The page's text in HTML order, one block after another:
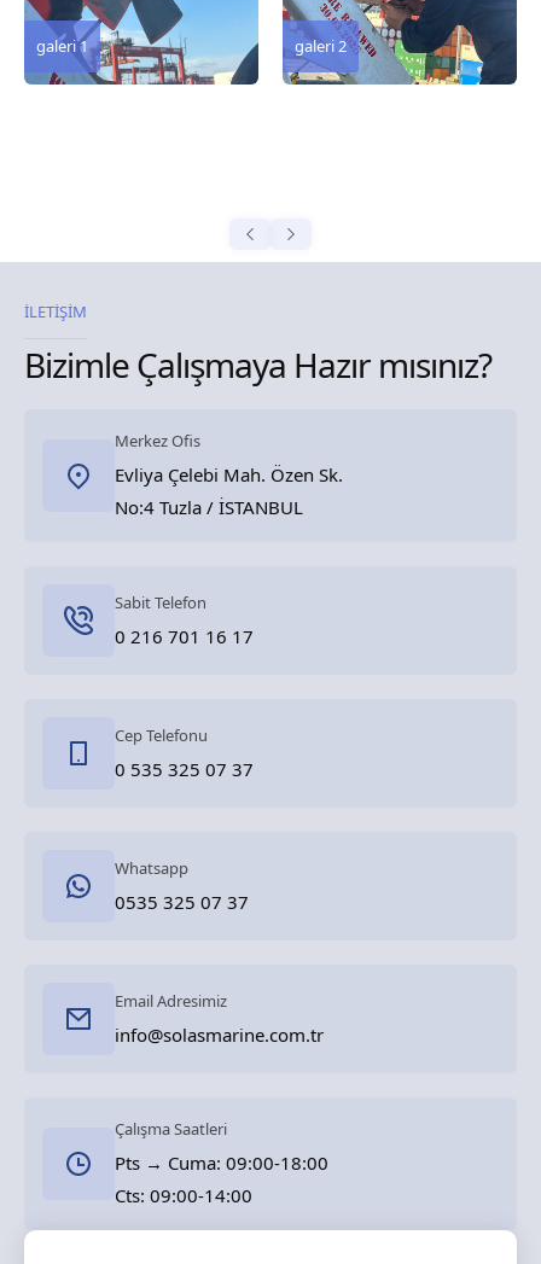
galeri 2
İLETİŞİM
Bizimle Çalışmaya Hazır mısınız?
Merkez Ofis
Evliya Çelebi Mah. Özen Sk.
No:4 Tuzla / İSTANBUL
Sabit Telefon
0 216 701 16 17
Cep Telefonu
0 535 325 07 37
Whatsapp
0535 325 07 37
Email Adresimiz
info@solasmarine.com.tr
Çalışma Saatleri
Pts → Cuma: 09:00-18:00
Cts: 09:00-14:00